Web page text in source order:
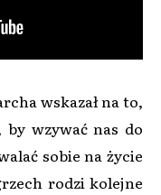
wskazał na to,
wzywać nas do
sobie na życie
rodzi kolejne